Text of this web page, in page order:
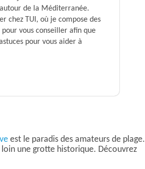
de la Méditerranée.
chez TUI, où je compose des
pour vous conseiller afin que
pour vous aider à
est le paradis des amateurs de plage.
loin une grotte historique. Découvrez